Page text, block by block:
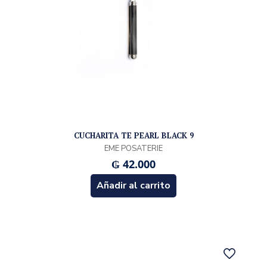
CUCHARITA TE PEARL BLACK 9
EME POSATERIE
₲ 42.000
Añadir al carrito